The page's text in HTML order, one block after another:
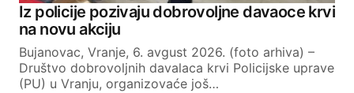
Iz policije pozivaju dobrovoljne davaoce krvi
na novu akciju
Bujanovac, Vranje, 6. avgust 2026. (foto arhiva) –
Društvo dobrovoljnih davalaca krvi Policijske uprave
(PU) u Vranju, organizovaće još…